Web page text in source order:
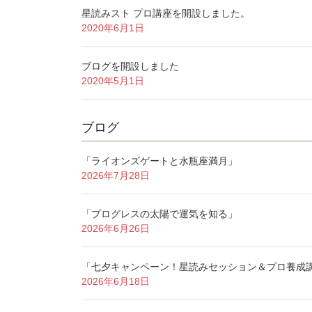
星読みスト プロ講座を開設しました。
2020年6月1日
ブログを開設しました
2020年5月1日
ブログ
「ライオンズゲートと水瓶座満月」
2026年7月28日
「プログレスの太陽で運気を知る」
2026年6月26日
「七夕キャンペーン！星読みセッション＆プロ養成
2026年6月18日